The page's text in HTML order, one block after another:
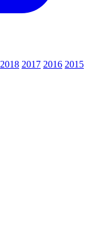
2018 2017 2016 2015